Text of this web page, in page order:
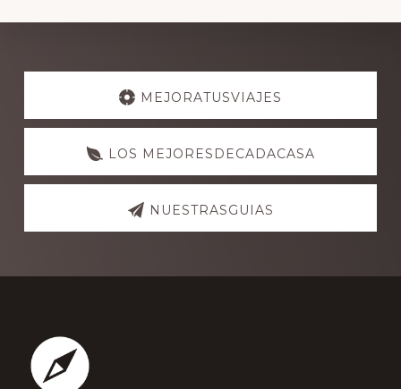
Explore
MEJORATUSVIAJES
LOS MEJORESDECADACASA
NUESTRASGUIAS